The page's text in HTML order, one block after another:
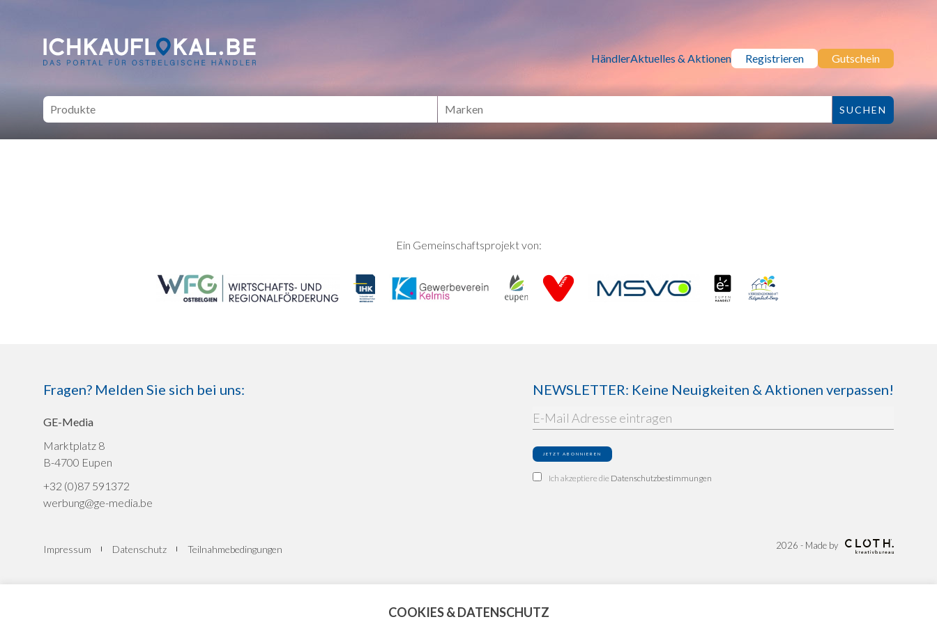
ich kauf lokal - Bei lokalen Händlern online Shoppen HändlerAktuelles & Aktionen Registrieren Gutschein
Ein Gemeinschaftsprojekt von:
Fragen? Melden Sie sich bei uns:
GE-Media
Marktplatz 8
B-4700 Eupen
+32 (0)87 591372
werbung@ge-media.be
NEWSLETTER: Keine Neuigkeiten & Aktionen verpassen!
Ich akzeptiere die Datenschutzbestimmungen
Impressum Datenschutz Teilnahmebedingungen 2026 - Made by
COOKIES & DATENSCHUTZ